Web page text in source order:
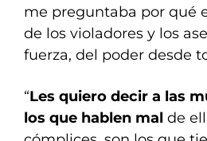
me preguntaba por qué
de los violadores y los
fuerza, del poder desde
“Les quiero decir a las
los que hablen mal de